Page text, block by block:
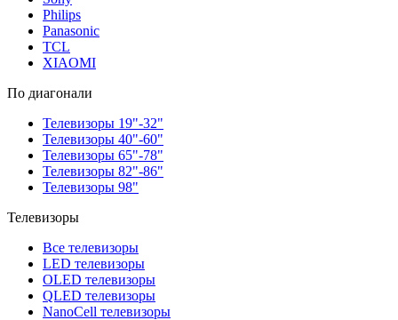
Philips
Panasonic
TCL
XIAOMI
По диагонали
Телевизоры 19"-32"
Телевизоры 40"-60"
Телевизоры 65"-78"
Телевизоры 82"-86"
Телевизоры 98"
Телевизоры
Все телевизоры
LED телевизоры
OLED телевизоры
QLED телевизоры
NanoCell телевизоры